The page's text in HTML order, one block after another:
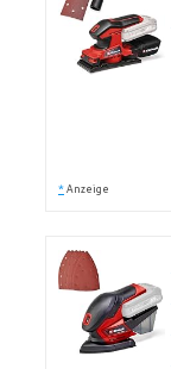
* Anzeige